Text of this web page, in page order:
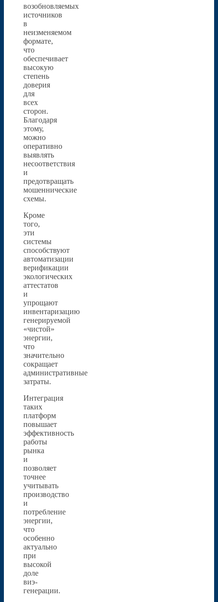
возобновляемых
источников
в
неизменяемом
формате,
что
обеспечивает
высокую
степень
доверия
для
всех
сторон.
Благодаря
этому,
можно
оперативно
выявлять
несоответствия
и
предотвращать
мошеннические
схемы.
Кроме
того,
эти
системы
способствуют
автоматизации
верификации
экологических
аттестатов
и
упрощают
инвентаризацию
генерируемой
«чистой»
энергии,
что
значительно
сокращает
административные
затраты.
Интеграция
таких
платформ
повышает
эффективность
работы
рынка
и
позволяет
точнее
учитывать
производство
и
потребление
энергии,
что
особенно
актуально
при
высокой
доле
виэ-
генерации.